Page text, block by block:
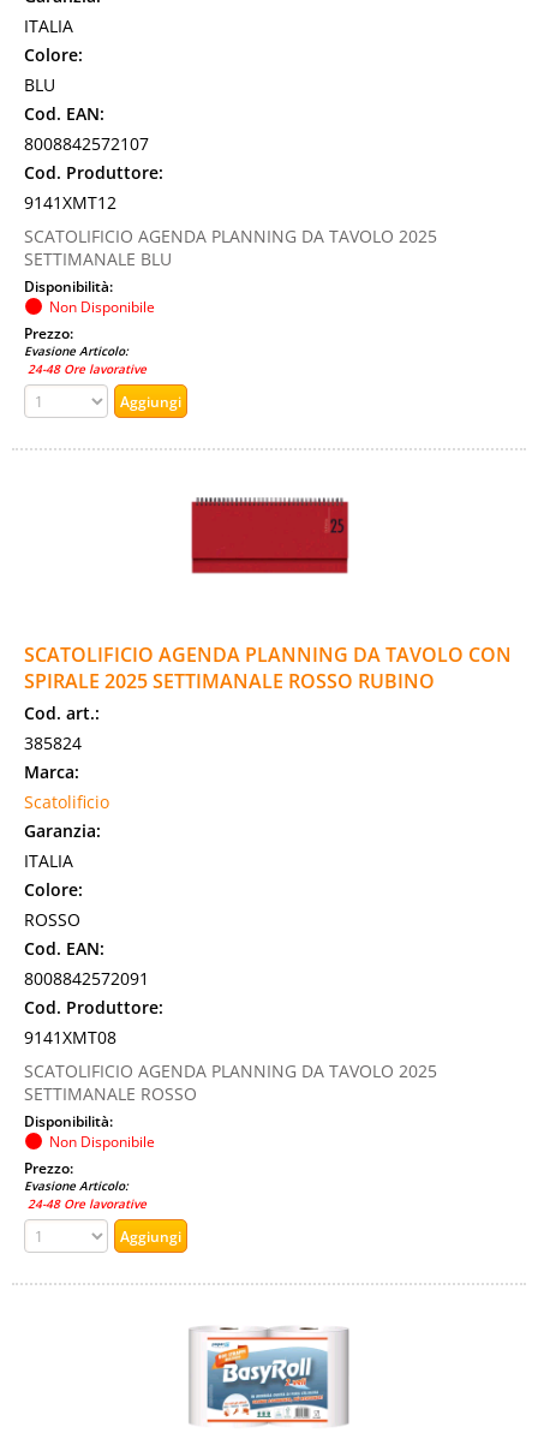
ITALIA
Colore:
BLU
Cod. EAN:
8008842572107
Cod. Produttore:
9141XMT12
SCATOLIFICIO AGENDA PLANNING DA TAVOLO 2025
SETTIMANALE BLU
Disponibilità:
Non Disponibile
Prezzo:
Evasione Articolo:
24-48 Ore lavorative
SCATOLIFICIO AGENDA PLANNING DA TAVOLO CON
SPIRALE 2025 SETTIMANALE ROSSO RUBINO
Cod. art.:
385824
Marca:
Scatolificio
Garanzia:
ITALIA
Colore:
ROSSO
Cod. EAN:
8008842572091
Cod. Produttore:
9141XMT08
SCATOLIFICIO AGENDA PLANNING DA TAVOLO 2025
SETTIMANALE ROSSO
Disponibilità:
Non Disponibile
Prezzo:
Evasione Articolo:
24-48 Ore lavorative